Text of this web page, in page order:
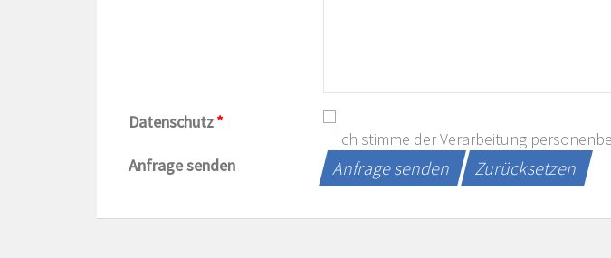
Datenschutz*
Ich stimme der Verarbeitung
Anfrage senden
Anfrage senden Zurücksetzen